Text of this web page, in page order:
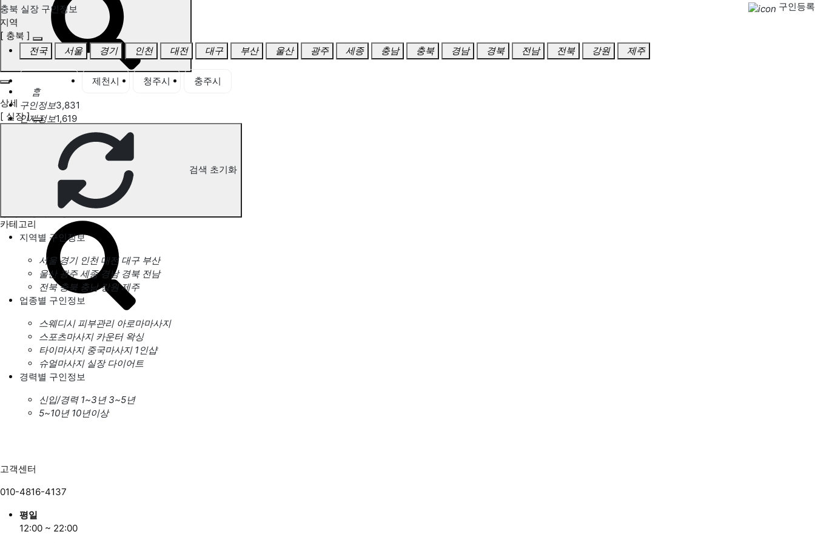
홈
구인정보3,831
인재정보1,619
고객센터
전국업체정보 마사지가이드
업체 서비스 관리
개인 서비스 관리
충북 실장 구인정보
구인등록
지역
[ 충북 ]
전국
서울 경기 인천 대전 대구 부산 울산 광주 세종 충남 충북 경남 경북 전남 전북 강원 제주
제천시 청주시
충주시
상세
[ 실장 ]
검색 초기화
카테고리
지역별 구인정보
서울 경기 인천 대전 대구 부산
울산 광주 세종 경남 경북 전남
전북 충북 충남 강원 제주
업종별 구인정보
스웨디시 피부관리 아로마마사지
스포츠마사지 카운터 왁싱
타이마사지 중국마사지 1인샵
슈얼마사지 실장 다이어트
경력별 구인정보
신입/경력 1~3년 3~5년
5~10년 10년이상
고객센터
010-4816-4137
평일
12:00 ~ 22:00